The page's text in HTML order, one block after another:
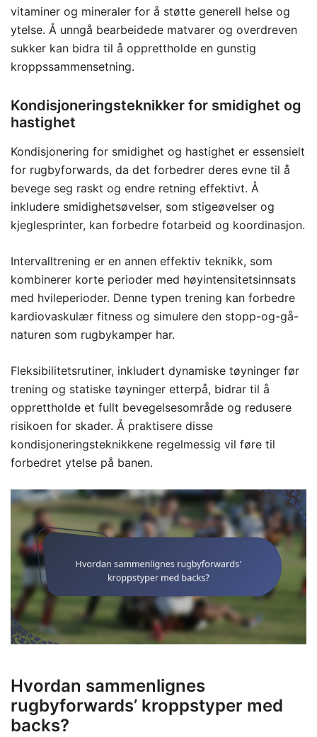
vitaminer og mineraler for å støtte generell helse og
ytelse. Å unngå bearbeidede matvarer og overdreven
sukker kan bidra til å opprettholde en gunstig
kroppssammensetning.
Kondisjoneringsteknikker for smidighet og
hastighet
Kondisjonering for smidighet og hastighet er essensielt
for rugbyforwards, da det forbedrer deres evne til å
bevege seg raskt og endre retning effektivt. Å
inkludere smidighetsøvelser, som stigeøvelser og
kjeglesprinter, kan forbedre fotarbeid og koordinasjon.
Intervalltrening er en annen effektiv teknikk, som
kombinerer korte perioder med høyintensitetsinnsats
med hvileperioder. Denne typen trening kan forbedre
kardiovaskulær fitness og simulere den stopp-og-gå-
naturen som rugbykamper har.
Fleksibilitetsrutiner, inkludert dynamiske tøyninger før
trening og statiske tøyninger etterpå, bidrar til å
opprettholde et fullt bevegelsesområde og redusere
risikoen for skader. Å praktisere disse
kondisjoneringsteknikkene regelmessig vil føre til
forbedret ytelse på banen.
Hvordan sammenlignes
rugbyforwards’ kroppstyper med
backs?